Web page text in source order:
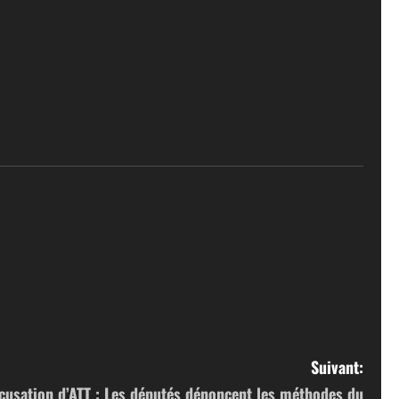
Suivant:
d’ATT : Les députés dénoncent les méthodes du